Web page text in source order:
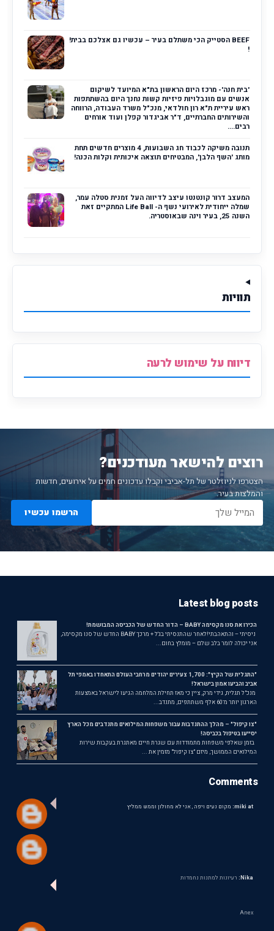
BEEF הסטייק הכי משתלם בעיר – עכשיו גם אצלכם בבית!
!
'בית חנה'- מרכז היום הראשון בת"א המיועד לשיקום
אנשים עם מוגבלויות פיזיות קשות נחנך היום בהשתתפות
ראש עיריית ת"א רון חולדאי, מנכ"ל משרד העבודה, הרווחה
והשירותים החברתיים, ד"ר אביגדור קפלן ועוד אורחים
רבים....
תנובה משיקה לכבוד חג השבועות, 4 מוצרים חדשים תחת
מותג 'השף הלבן', המבטיחים תוצאה איכותית וקלות הכנה!
המעצב דרור קונטנטו עיצב לדיווה העל זמנית סטלה עמר,
שמלה ייחודית לאירועי נשף ה- Life Ball המתקיים זאת
השנה 25, בעיר וינה שבאוסטריה.
תוויות
דיווח על שימוש לרעה
רוצים להישאר מעודכנים?
הצטרפו לניוזלטר של תל-אביבי וקבלו עדכונים חמים על אירועים, חדשות
והמלצות בעיר.
הרשמו עכשיו
Latest blog posts
הכירו את סנו מקסימה BABY – הדור החדש של הכביסה המבושמת!
ניסיתי – והתאהבתי!לאחר שהתנסיתי בג'ל + מרכך BABY החדש של סנו מקסימה,
אני יכולה לומר בלב שלם – מומלץ בחום...
"התגלית של הקיץ": 1,700 צעירים יהודים מרחבי העולם התאחדו באמפי תל
אביב והביעו אמון בישראל!
מנכ"ל תגלית, גידי מרק, ציין כי מאז תחילת המלחמה הגיעו לישראל באמצעות
הארגון יותר מ־60 אלף משתתפים, מתנדב...
"צו קיפול" – מהלך ההתנדבות עבור משפחות המילואים מתנדבים מכל הארץ
יסייעו בטיפול בכביסה!
בזמן שאלפי משפחות מתמודדות עם שגרת חיים מאתגרת בעקבות שירות
המילואים הממושך, מיזם "צו קיפול" מזמין את ...
Comments
miki at: מקום נעים ויפה , אני לא מחולון וממש ממליץ
Nika: רעיונות למתנות נחמדות
Anex